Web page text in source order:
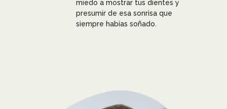
miedo a mostrar tus dientes y
presumir de esa sonrisa que
siempre habías soñado.